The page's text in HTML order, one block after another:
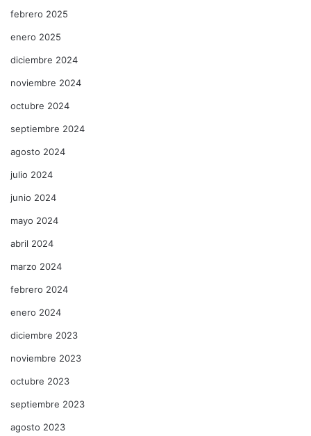
febrero 2025
enero 2025
diciembre 2024
noviembre 2024
octubre 2024
septiembre 2024
agosto 2024
julio 2024
junio 2024
mayo 2024
abril 2024
marzo 2024
febrero 2024
enero 2024
diciembre 2023
noviembre 2023
octubre 2023
septiembre 2023
agosto 2023